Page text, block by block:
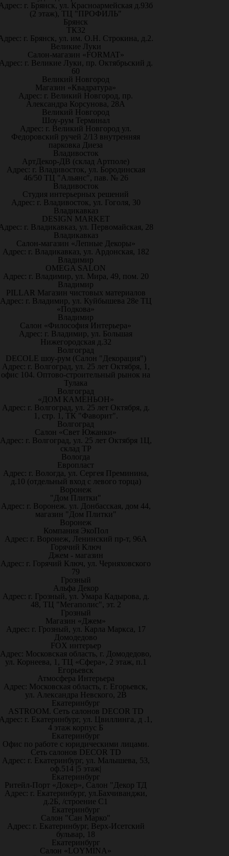
г. Брянск, ул. Красноармейская д.93б
(2 этаж), ТЦ "ПРОФИЛЬ"
Брянск
ТК32
г. Брянск, ул. им. О.Н. Строкина, д.2.
Великие Луки
Салон-магазин «FORMAT»
г. Великие Луки, пр. Октябрьский д.
60
Великий Новгород
Магазин «Квадратура»
Адрес: г. Великий Новгород, пр.
Александра Корсунова, 28А
Великий Новгород
Шоу-рум Терминал
Адрес: г. Великий Новгород ул.
Федоровский ручей 2/13 внутренняя
парковка Диеза
Владивосток
АртДекор-ДВ (склад Артполе)
Адрес: г. Владивосток, ул. Бородинская
46/50 ТЦ "Альянс", пав. № 26
Владивосток
Студия интерьерных решений
Адрес: г. Владивосток, ул. Гоголя, 30
Владикавказ
DESIGN MARKET
г. Владикавказ, ул. Первомайская, 28
Владикавказ
Салон-магазин «Лепные Декоры»
Адрес: г. Владикавказ, ул. Ардонская, 182
Владимир
OMEGA SALON
Адрес: г. Владимир, ул. Мира, 49, пом. 20
Владимир
PILLAR Магазин чистовых материалов
Адрес: г. Владимир, ул. Куйбышева 28е ТЦ
«Подкова»
Владимир
Салон «Философия Интерьера»
Адрес: г. Владимир, ул. Большая
Нижегородская д.32
Волгоград
DECOLE шоу-рум (Салон "Декорация")
Адрес: г. Волгоград, ул. 25 лет Октября, 1,
офис 104. Оптово-строительный рынок на
Тулака
Волгоград
«ДОМ КАМЕНЬОН»
Адрес: г. Волгоград, ул. 25 лет Октября, д.
1, стр. 1, ТК "Фаворит".
Волгоград
Салон «Свет Южанки»
Адрес: г. Волгоград, ул. 25 лет Октября 1Ц,
склад ТР
Вологда
Европласт
Адрес: г. Вологда, ул. Сергея Преминина,
д.10 (отдельный вход с левого торца)
Воронеж
"Дом Плитки"
Адрес: г. Воронеж. ул. Донбасская, дом 44,
магазин "Дом Плитки"
Воронеж
Компания ЭкоПол
Адрес: г. Воронеж, Ленинский пр-т, 96А
Горячий Ключ
Джем - магазин
Адрес: г. Горячий Ключ, ул. Черняховского
79
Грозный
Альфа Декор
Адрес: г. Грозный, ул. Умара Кадырова, д.
48, ТЦ "Мегаполис", эт. 2
Грозный
Магазин «Джем»
Адрес: г. Грозный, ул. Карла Маркса, 17
Домодедово
FOX интерьер
Адрес: Московская область, г. Домодедово,
ул. Корнеева, 1, ТЦ «Сфера», 2 этаж, п.1
Егорьевск
Атмосфера Интерьера
Адрес: Московская область, г. Егорьевск,
ул. Александра Невского, 2В
Екатеринбург
ASTROOM. Сеть салонов DECOR TD
г. Екатеринбург, ул. Цвиллинга, д .1,
4 этаж корпус Б
Екатеринбург
Офис по работе с юридическими лицами.
Сеть салонов DECOR TD
Адрес: г. Екатеринбург, ул. Малышева, 53,
оф.514 |5 этаж|
Екатеринбург
Ритейл-Порт «Докер», Салон "Декор ТД
Адрес: г. Екатеринбург, ул.Бахчиванджи,
д.2Б, /строение С1
Екатеринбург
Салон "Сан Марко"
Адрес: г. Екатеринбург, Верх-Исетский
бульвар, 18
Екатеринбург
Салон «LOYMINA»